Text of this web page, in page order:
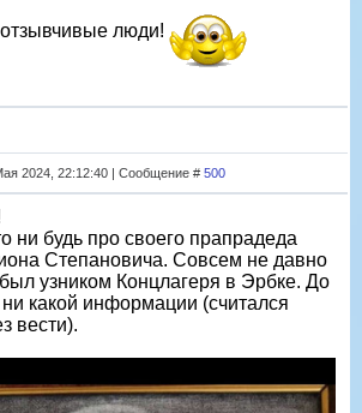
люди!
2024, 22:12:40 | Сообщение # 500
ни будь про своего прапрадеда
Степановича. Совсем не давно
узником Концлагеря в Эрбке. До
какой информации (считался
вести).